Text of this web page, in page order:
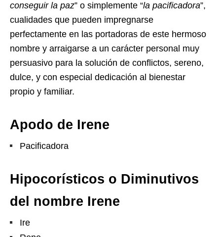
conseguir la paz” o simplemente “la pacificadora”,
cualidades que pueden impregnarse
perfectamente en las portadoras de este hermoso
nombre y arraigarse a un carácter personal muy
persuasivo para la solución de conflictos, sereno,
dulce, y con especial dedicación al bienestar
propio y familiar.
Apodo de Irene
Pacificadora
Hipocorísticos o Diminutivos
del nombre Irene
Ire